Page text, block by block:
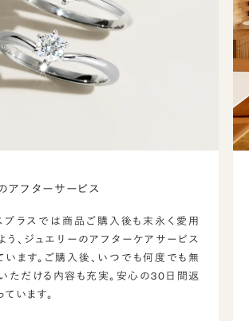
アフターサービス
プラスでは商品ご購入後も末永く愛用
う、ジュエリーのアフターケアサービス
います。ご購入後、いつでも何度でも無
ただける内容も充実。安心の30日間返
います。